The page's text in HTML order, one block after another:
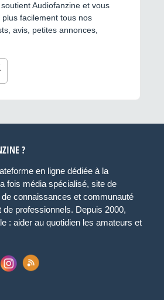
Audiofanzine et vous
facilement tous nos
avis, petites annonces,
?
en ligne dédiée à la
fois média spécialisé, site de
connaissances et communauté
professionnels. Depuis 2000,
: aider au quotidien les amateurs et